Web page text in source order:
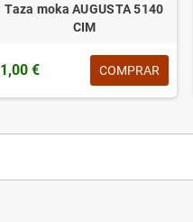
Taza moka AUGUSTA 5140
CIM
1,00 € COMPRAR